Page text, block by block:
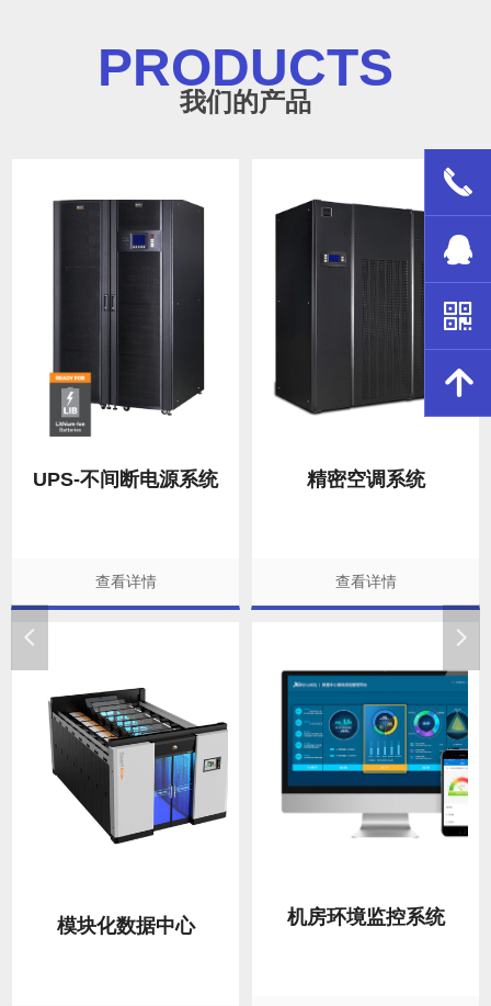
PRODUCTS
我们的产品
UPS-不间断电源系统
查看详情
精密空调系统
查看详情
模块化数据中心 机房环境监控系统
넳 넲
끅
뀩
낃
녕